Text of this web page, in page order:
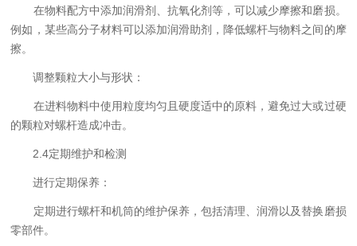
在物料配方中添加润滑剂、抗氧化剂等，可以减少摩擦和磨损。
例如，某些高分子材料可以添加润滑助剂，降低螺杆与物料之间的摩
擦。
调整颗粒大小与形状：
在进料物料中使用粒度均匀且硬度适中的原料，避免过大或过硬
的颗粒对螺杆造成冲击。
2.4定期维护和检测
进行定期保养：
定期进行螺杆和机筒的维护保养，包括清理、润滑以及替换磨损
零部件。